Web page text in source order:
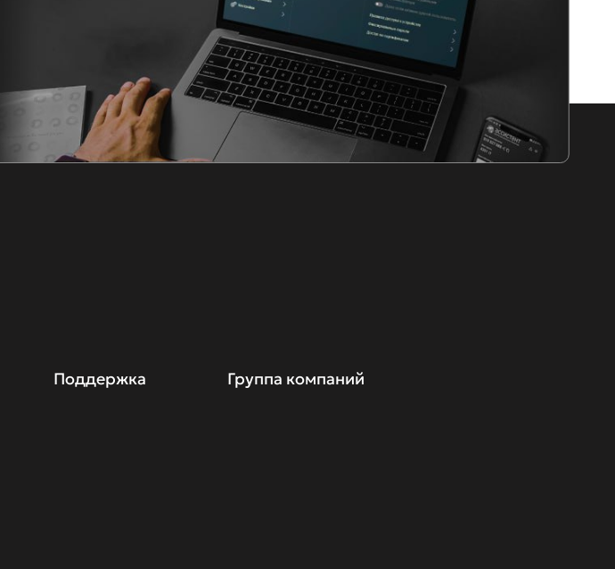
Поддержка Группа компаний